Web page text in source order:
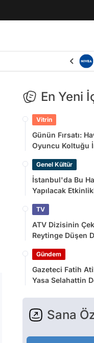
En Yeni
Vitrin
Günün Fırsatı:
Oyuncu Koltuğu
Genel Kültür
İstanbul'da Bu
Yapılacak
TV
ATV Dizisinin
Reytinge Düşen
Gündem
Gazeteci Fatih
Yasa Selahattin
Sana